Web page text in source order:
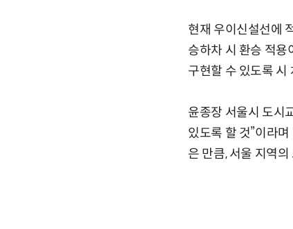
현재 우이신설선에
승하차 시 환승 적용
구현할 수 있도록 시
윤종장 서울시 도시
있도록 할 것”이라
은 만큼, 서울 지역